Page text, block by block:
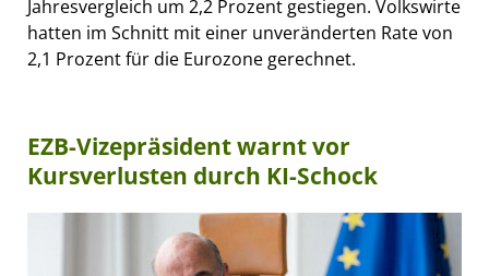
Jahresvergleich um 2,2 Prozent gestiegen. Volkswirte
hatten im Schnitt mit einer unveränderten Rate von
2,1 Prozent für die Eurozone gerechnet.
EZB-Vizepräsident warnt vor
Kursverlusten durch KI-Schock